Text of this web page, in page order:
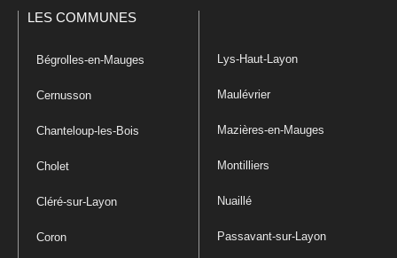
LES COMMUNES
Bégrolles-en-Mauges
Cernusson
Chanteloup-les-Bois
Cholet
Cléré-sur-Layon
Coron
Lys-Haut-Layon
Maulévrier
Mazières-en-Mauges
Montilliers
Nuaillé
Passavant-sur-Layon